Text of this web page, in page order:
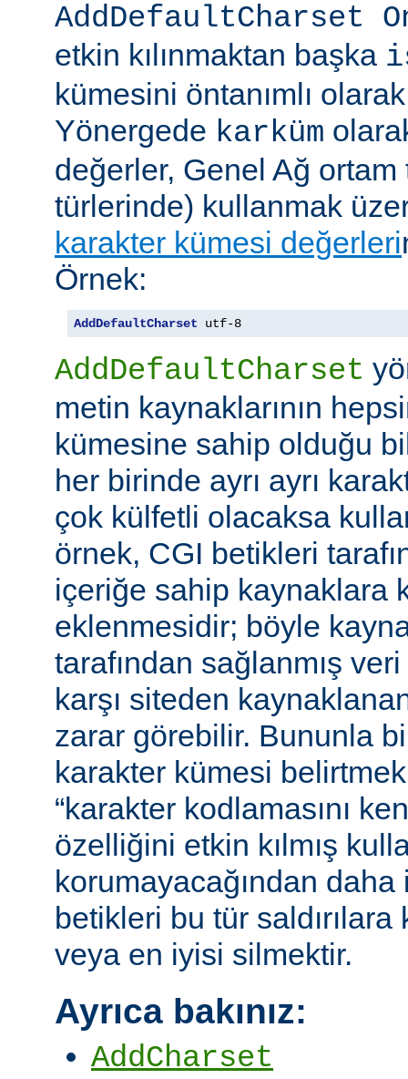
AddDefaultCharset
etkin kılınmaktan başka
kümesini öntanımlı
Yönergede karküm
değerler, Genel Ağ
türlerinde) kullanmak
karakter kümesi değerleri
Örnek:
AddDefaultCharset utf-8
AddDefaultCharset
metin kaynaklarının
kümesine sahip olduğu
her birinde ayrı ayrı
çok külfetli olacaksa
örnek, CGI betikleri
içeriğe sahip kaynaklara
eklenmesidir; böyle
tarafından sağlanmış
karşı siteden
zarar görebilir. Bununla
karakter kümesi
“karakter kodlamasını
özelliğini etkin kılmış
korumayacağından
betikleri bu tür saldırılara
veya en iyisi silmektir.
Ayrıca bakınız:
AddCharset